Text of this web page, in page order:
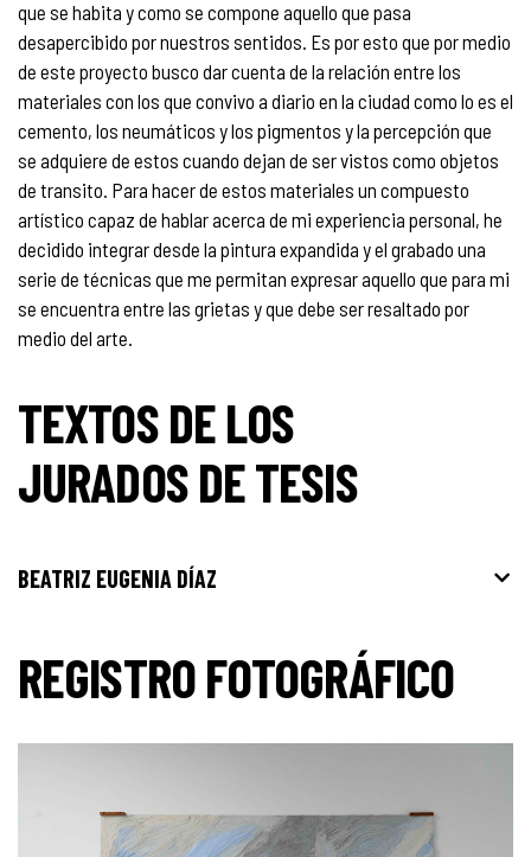
que se habita y como se compone aquello que pasa
desapercibido por nuestros sentidos. Es por esto que por medio
de este proyecto busco dar cuenta de la relación entre los
materiales con los que convivo a diario en la ciudad como lo es el
cemento, los neumáticos y los pigmentos y la percepción que
se adquiere de estos cuando dejan de ser vistos como objetos
de transito. Para hacer de estos materiales un compuesto
artístico capaz de hablar acerca de mi experiencia personal, he
decidido integrar desde la pintura expandida y el grabado una
serie de técnicas que me permitan expresar aquello que para mi
se encuentra entre las grietas y que debe ser resaltado por
medio del arte.
TEXTOS DE LOS
JURADOS DE TESIS
BEATRIZ EUGENIA DÍAZ
REGISTRO FOTOGRÁFICO